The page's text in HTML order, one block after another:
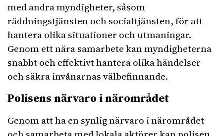
med andra myndigheter, såsom
räddningstjänsten och socialtjänsten, för att
hantera olika situationer och utmaningar.
Genom ett nära samarbete kan myndigheterna
snabbt och effektivt hantera olika händelser
och säkra invånarnas välbefinnande.
Polisens närvaro i närområdet
Genom att ha en synlig närvaro i närområdet